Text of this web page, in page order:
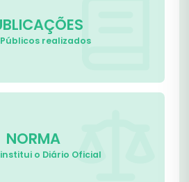
realizados
NORMA
institui o Diário Oficial